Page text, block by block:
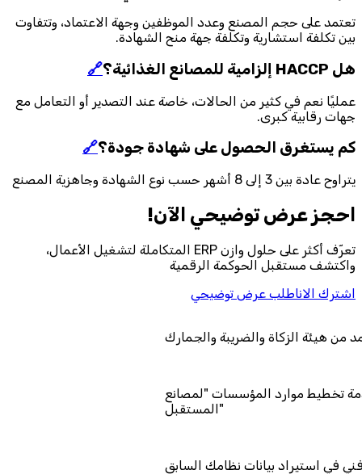
تعتمد على حجم المصنع وعدد الموظفين وجهة الاعتماد، وتتفاوت
بين تكلفة استشارية وتكلفة جهة منح الشهادة.
هل HACCP إلزامية للمصانع الغذائية؟ 🔗
عمليًا نعم في كثير من الحالات، خاصة عند التصدير أو التعامل مع
جهات رقابية كبرى.
كم يستغرق الحصول على شهادة جودة؟🔗
يتراوح عادة بين 3 إلى 8 أشهر حسب نوع الشهادة وجاهزية المصنع
احجز‎ عرض توضيحي الآن!
تعرّف أكثر على حلول وازن ERP المتكاملة لتشغيل الأعمال،
واكتشف مستقبل الحوكمة الرقمية
اشترك الاناطلب عرض توضيحي
معتمد من هيئة الزكاة والضريبة والجمارك
كمزود خدمة تخطيط موارد المؤسسات "لمصانع
دعم فني في استيراد بيانات نظامك السابق